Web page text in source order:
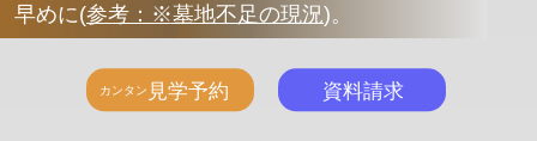
早めに(参考：※墓地不足の現況)。